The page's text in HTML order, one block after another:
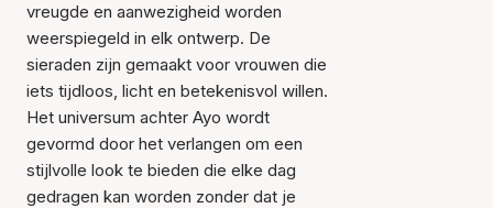
vreugde en aanwezigheid worden
weerspiegeld in elk ontwerp. De
sieraden zijn gemaakt voor vrouwen die
iets tijdloos, licht en betekenisvol willen.
Het universum achter Ayo wordt
gevormd door het verlangen om een
stijlvolle look te bieden die elke dag
gedragen kan worden zonder dat je